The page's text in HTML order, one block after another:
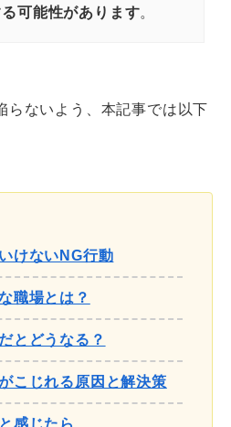
可能性があります。
らないよう、本記事では以下
けないNG行動
職場とは？
とどうなる？
こじれる原因と解決策
感じたら